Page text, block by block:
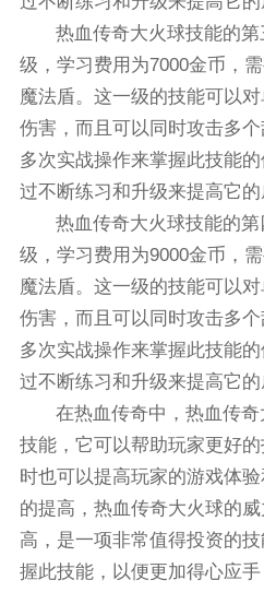
热血传奇大火球技能的
级，学习费用为7000金币，
魔法盾。这一级的技能可以
伤害，而且可以同时攻击多
多次实战操作来掌握此技能
过不断练习和升级来提高它的
热血传奇大火球技能的
级，学习费用为9000金币，
魔法盾。这一级的技能可以
伤害，而且可以同时攻击多
多次实战操作来掌握此技能
过不断练习和升级来提高它的
在热血传奇中，热血传
技能，它可以帮助玩家更好
时也可以提高玩家的游戏体
的提高，热血传奇大火球的
高，是一项非常值得投资的
握此技能，以便更加得心应